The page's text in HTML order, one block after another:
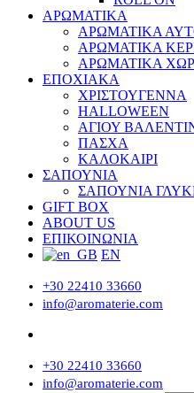
ΑΡΩΜΑΤΙΚΑ
ΑΡΩΜΑΤΙΚΑ
ΑΡΩΜΑΤΙΚΑ
ΑΡΩΜΑΤΙΚΑ
ΕΠΟΧΙΑΚΑ
ΧΡΙΣΤΟΥΓΕΝΝΑ
HALLOWEEN
ΑΓΙΟΥ
ΠΑΣΧΑ
ΚΑΛΟΚΑΙΡΙ
ΣΑΠΟΥΝΙΑ
ΣΑΠΟΥΝΙΑ
GIFT BOX
ABOUT US
ΕΠΙΚΟΙΝΩΝΙΑ
EN
+30 22410 33660
info@aromaterie.com
+30 22410 33660
info@aromaterie.com